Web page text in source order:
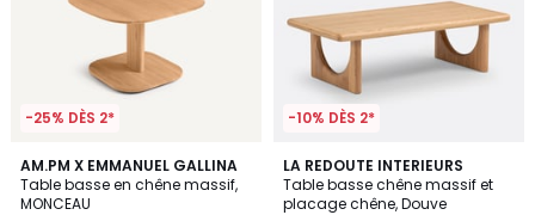
-25% DÈS 2*
AM.PM X EMMANUEL GALLINA
Table basse en chêne massif,
MONCEAU
5
/
5
-10% DÈS 2*
LA REDOUTE INTERIEURS
Table basse chêne massif et
placage chêne, Douve
4,3
/ 5